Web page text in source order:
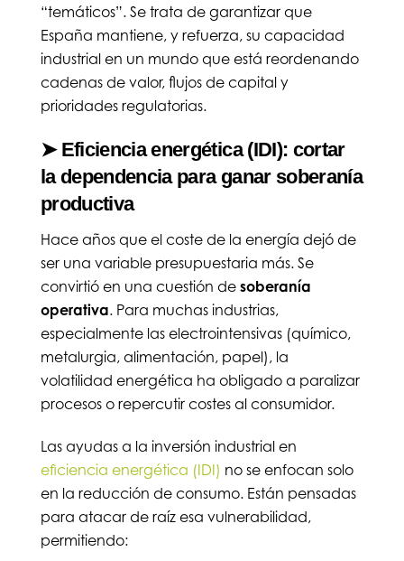
“temáticos”. Se trata de garantizar que
España mantiene, y refuerza, su capacidad
industrial en un mundo que está reordenando
cadenas de valor, flujos de capital y
prioridades regulatorias.
➤ Eficiencia energética (IDI): cortar
la dependencia para ganar soberanía
productiva
Hace años que el coste de la energía dejó de
ser una variable presupuestaria más. Se
convirtió en una cuestión de soberanía
operativa. Para muchas industrias,
especialmente las electrointensivas (químico,
metalurgia, alimentación, papel), la
volatilidad energética ha obligado a paralizar
procesos o repercutir costes al consumidor.
Las ayudas a la inversión industrial en
eficiencia energética (IDI) no se enfocan solo
en la reducción de consumo. Están pensadas
para atacar de raíz esa vulnerabilidad,
permitiendo: